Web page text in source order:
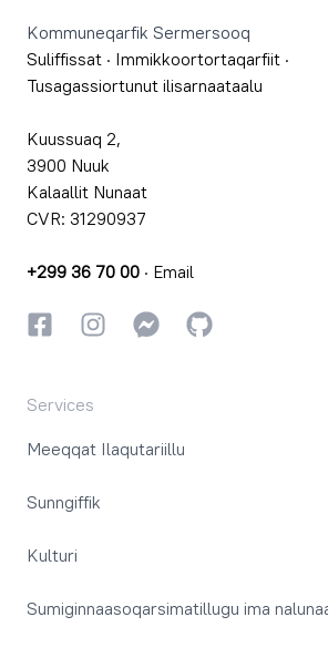
Kommuneqarfik Sermersooq
Suliffissat · Immikkoortortaqarfiit ·
Tusagassiortunut ilisarnaataalu
Kuussuaq 2,
3900 Nuuk
Kalaallit Nunaat
CVR: 31290937
+299 36 70 00 · Email
FacebookkiInstagrammiInstagrammi
GitHub
Services
Meeqqat Ilaqutariillu
Sunngiffik
Kulturi
Sumiginnaasoqarsimatillugu ima